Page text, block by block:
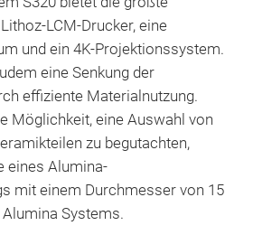
LCM-Drucker, eine
und ein 4K-Projektionssystem.
eine Senkung der
effiziente Materialnutzung.
Möglichkeit, eine Auswahl von
zu begutachten,
eines Alumina-
mit einem Durchmesser von 15
Systems.